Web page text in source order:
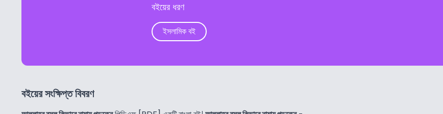
বইয়ের ধরণ
ইসলামিক বই
বইয়ের সংক্ষিপ্ত বিবরণ